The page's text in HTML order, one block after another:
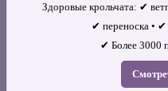
Здоровые крольчата: ✔
✔ переноска • ✔
✔ Более 3000